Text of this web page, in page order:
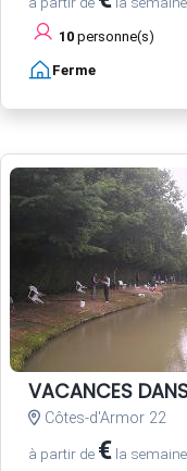
10 personne(s)
Ferme
VACANCES
Côtes-d'Armor 22
à partir de € la semaine